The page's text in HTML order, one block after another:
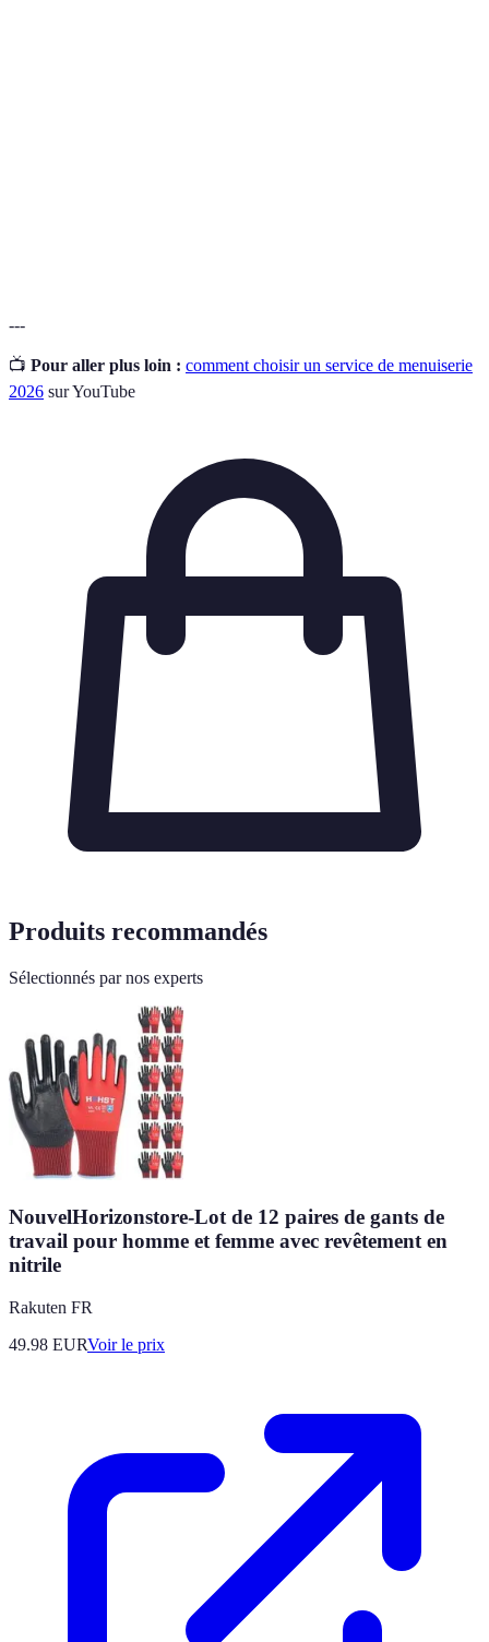
---
📺 Pour aller plus loin : comment choisir un service de menuiserie
2026 sur YouTube
Produits recommandés
Sélectionnés par nos experts
NouvelHorizonstore-Lot de 12 paires de gants de
travail pour homme et femme avec revêtement en
nitrile
Rakuten FR
49.98 EURVoir le prix